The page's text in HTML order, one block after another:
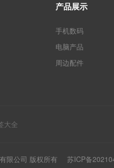
产品展示
手机数码
电脑产品
周边配件
大全
限公司 版权所有 苏ICP备